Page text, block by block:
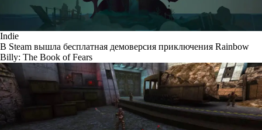
Indie
В Steam вышла бесплатная демоверсия приключения Rainbow
Billy: The Book of Fears